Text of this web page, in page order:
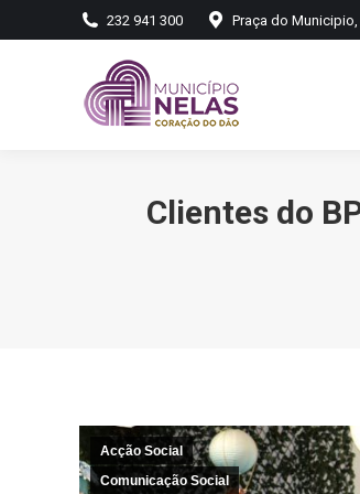
232 941 300 Praça do
Clientes do
Acção Social
Comunicação Social